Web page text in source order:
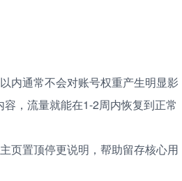
内通常不会对账号权重产生明显影
，流量就能在1-2周内恢复到正常
页置顶停更说明，帮助留存核心用